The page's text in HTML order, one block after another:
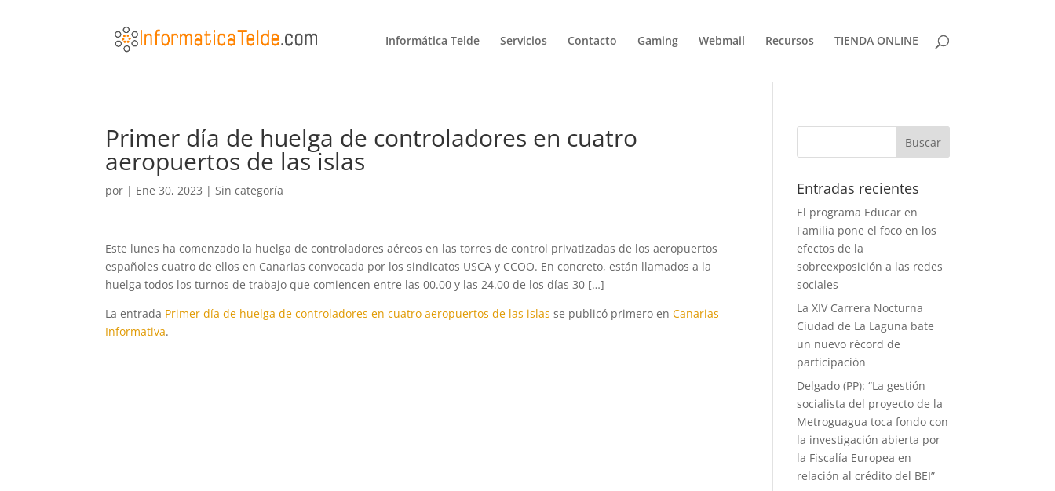
Informática Telde Servicios Contacto Gaming Webmail Recursos TIENDA ONLINE
Primer día de huelga de controladores en cuatro
aeropuertos de las islas
por | Ene 30, 2023 |Sin categoría
Este lunes ha comenzado la huelga de controladores aéreos en las torres de control privatizadas de los aeropuertos
españoles cuatro de ellos en Canarias convocada por los sindicatos USCA y CCOO. En concreto, están llamados a la
huelga todos los turnos de trabajo que comiencen entre las 00.00 y las 24.00 de los días 30 […]
La entrada Primer día de huelga de controladores en cuatro aeropuertos de las islas se publicó primero enCanarias
Informativa.
Entradas recientes
El programa Educar en
Familia pone el foco en los
efectos de la
sobreexposición a las redes
sociales
La XIV Carrera Nocturna
Ciudad de La Laguna bate
un nuevo récord de
participación
Delgado (PP): “La gestión
socialista del proyecto de la
Metroguagua toca fondo con
la investigación abierta por
la Fiscalía Europea en
relación al crédito del BEI”